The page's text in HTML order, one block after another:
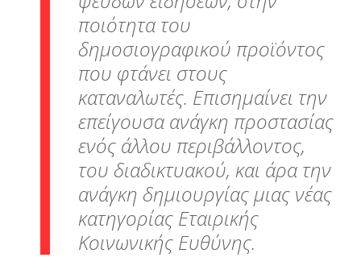
ποιότητα του
δημοσιογραφικού προϊόντος
που φτάνει στους
καταναλωτές. Επισημαίνει την
επείγουσα ανάγκη προστασίας
ενός άλλου περιβάλλοντος,
του διαδικτυακού, και άρα την
ανάγκη δημιουργίας μιας νέας
κατηγορίας Εταιρικής
Κοινωνικής Ευθύνης.